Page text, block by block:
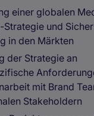
einer globalen
Strategie und
in den Märkten
der Strategie an
mit Brand
Stakeholdern